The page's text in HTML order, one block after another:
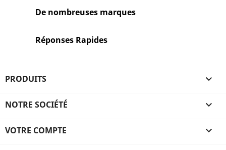
De nombreuses marques
Réponses Rapides
PRODUITS 
NOTRE SOCIÉTÉ 
VOTRE COMPTE 